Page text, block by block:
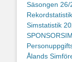
Säsongen
Simstatistik
Ålands